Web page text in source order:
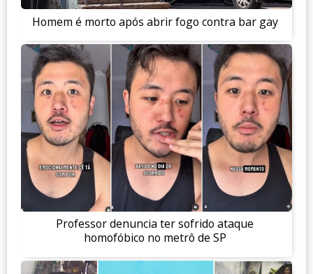
Homem é morto após abrir fogo contra bar gay
Professor denuncia ter sofrido ataque
homofóbico no metrô de SP